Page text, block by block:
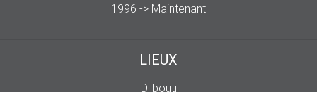
1996 -> Maintenant
LIEUX
Djibouti